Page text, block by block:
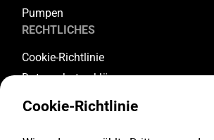
Pumpen
RECHTLICHES
Cookie-Richtlinie
Datenschutzerklärung
Allgemeine Geschäftsbedingungen
Cookie-Richtlinie